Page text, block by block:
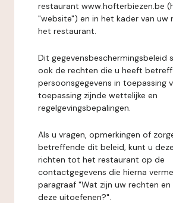
restaurant www.hofterbiezen.be
"website") en in het kader van uw
het restaurant.
Dit gegevensbeschermingsbeleid
ook de rechten die u heeft
persoonsgegevens in toepassing
toepassing zijnde wettelijke en
regelgevingsbepalingen.
Als u vragen, opmerkingen of
betreffende dit beleid, kunt u
richten tot het restaurant op de
contactgegevens die hierna
paragraaf "Wat zijn uw rechten
deze uitoefenen?".